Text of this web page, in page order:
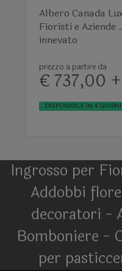
Albero Canada Lux c/
Fioristi e
innevato
prezzo a partire da
€ 737,00
DISPONIBILE IN 4 GIORNI
Ingrosso per
Addobbi
decoratori -
Bomboniere -
per